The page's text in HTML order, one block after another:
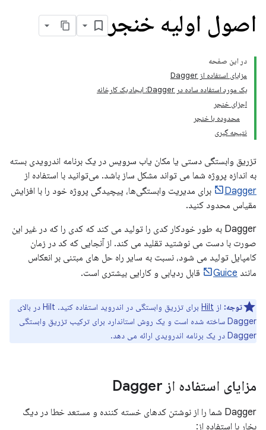
اصول اولیه خنجر
در این صفحه
مزایای استفاده از Dagger
یک مورد استفاده ساده در Dagger: ایجاد یک کارخانه
اجزای خنجر
محدوده با خنجر
نتیجه گیری
تزریق وابستگی دستی یا مکان یاب سرویس در یک برنامه اندرویدی بسته
به اندازه پروژه شما می تواند مشکل ساز باشد. می‌توانید با استفاده از
Dagger
برای مدیریت وابستگی‌ها، پیچیدگی پروژه خود را با افزایش
مقیاس محدود کنید.
Dagger به طور خودکار کدی را تولید می کند که کدی را که در غیر این
صورت با دست می نوشتید تقلید می کند. از آنجایی که کد در زمان
کامپایل تولید می شود، نسبت به سایر راه حل های مبتنی بر انعکاس
مانند Guice قابل ردیابی و کارایی بیشتری است.
توجه: از Hilt
برای تزریق وابستگی در اندروید استفاده کنید. Hilt در بالای
Dagger ساخته شده است و یک روش استاندارد برای ترکیب تزریق وابستگی
Dagger در یک برنامه اندرویدی ارائه می دهد.
مزایای استفاده از Dagger
Dagger شما را از نوشتن کدهای خسته کننده و مستعد خطا در دیگ
بخار با استفاده از: